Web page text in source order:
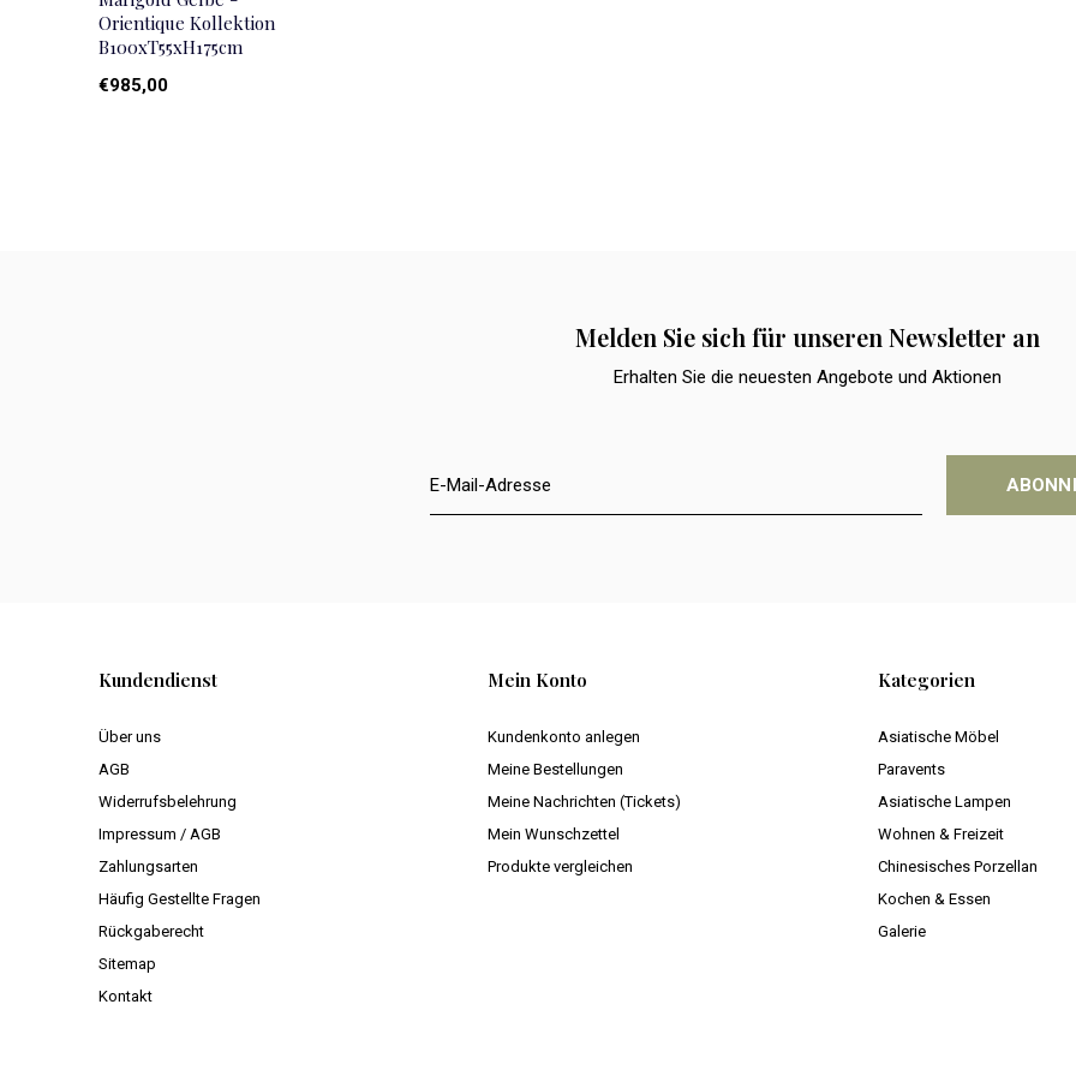
Orientique Kollektion
B100xT55xH175cm
€985,00
Melden Sie sich für unseren Newsletter an
Erhalten Sie die neuesten Angebote und Aktionen
Kundendienst
Über uns
AGB
Widerrufsbelehrung
Impressum / AGB
Zahlungsarten
Häufig Gestellte Fragen
Rückgaberecht
Sitemap
Kontakt
Mein Konto
Kundenkonto anlegen
Meine Bestellungen
Meine Nachrichten (Tickets)
Mein Wunschzettel
Produkte vergleichen
Kategorien
Asiatische Möbel
Paravents
Asiatische Lampen
Wohnen & Freizeit
Chinesisches Porzellan
Kochen & Essen
Galerie